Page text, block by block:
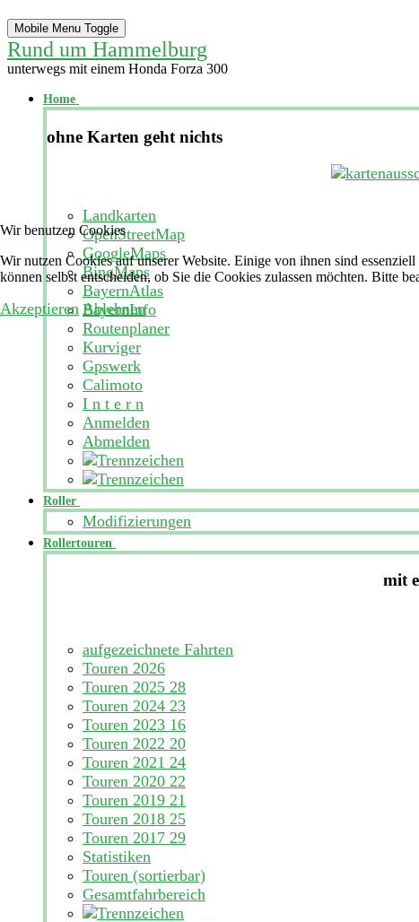
Mobile Menu Toggle
Rund um Hammelburg
unterwegs mit einem Honda Forza 300
Home
ohne Karten geht nichts
Landkarten
OpenStreetMap
GoogleMaps
BingMaps
BayernAtlas
BayernInfo
Routenplaner
Kurviger
Gpswerk
Calimoto
I n t e r n
Anmelden
Abmelden
Roller
Modifizierungen
Rollertouren
mit
aufgezeichnete Fahrten
Touren 2026
Touren 2025 28
Touren 2024 23
Touren 2023 16
Touren 2022 20
Touren 2021 24
Touren 2020 22
Touren 2019 21
Touren 2018 25
Touren 2017 29
Statistiken
Touren (sortierbar)
Gesamtfahrbereich
Wir benutzen Cookies
Wir nutzen Cookies auf unserer Website. Einige von ihnen sind
können selbst entscheiden, ob Sie die Cookies zulassen möchten. Bitte
Akzeptieren Ablehnen